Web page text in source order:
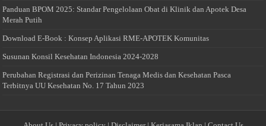
Panduan BPOM 2025: Standar Pengelolaan Obat di Klinik dan Apotek Desa
Merah Putih
Download E-Book : Konsep Aplikasi RME-APOTEK Komunitas
Susunan Konsil Kesehatan Indonesia 2024-2028
Perubahan Registrasi dan Perizinan Tenaga Medis dan Kesehatan Pasca
Terbitnya UU Kesehatan No. 17 Tahun 2023